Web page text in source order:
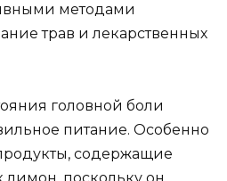
методами
трав и лекарственных
головной боли
питание. Особенно
содержащие